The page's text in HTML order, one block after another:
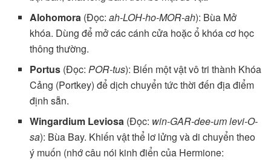
Alohomora (Đọc:ah-LOH-ho-MOR-ah): Bùa Mở
khóa. Dùng để mở các cánh cửa hoặc ổ khóa cơ học
thông thường.
Portus (Đọc:POR-tus): Biến một vật vô tri thành Khóa
Cảng (Portkey) để dịch chuyển tức thời đến địa điểm
định sẵn.
Wingardium Leviosa (Đọc: win-GAR-dee-um levi-O-
sa): Bùa Bay. Khiến vật thể lơ lửng và di chuyển theo
ý muốn (nhớ câu nói kinh điển của Hermione: